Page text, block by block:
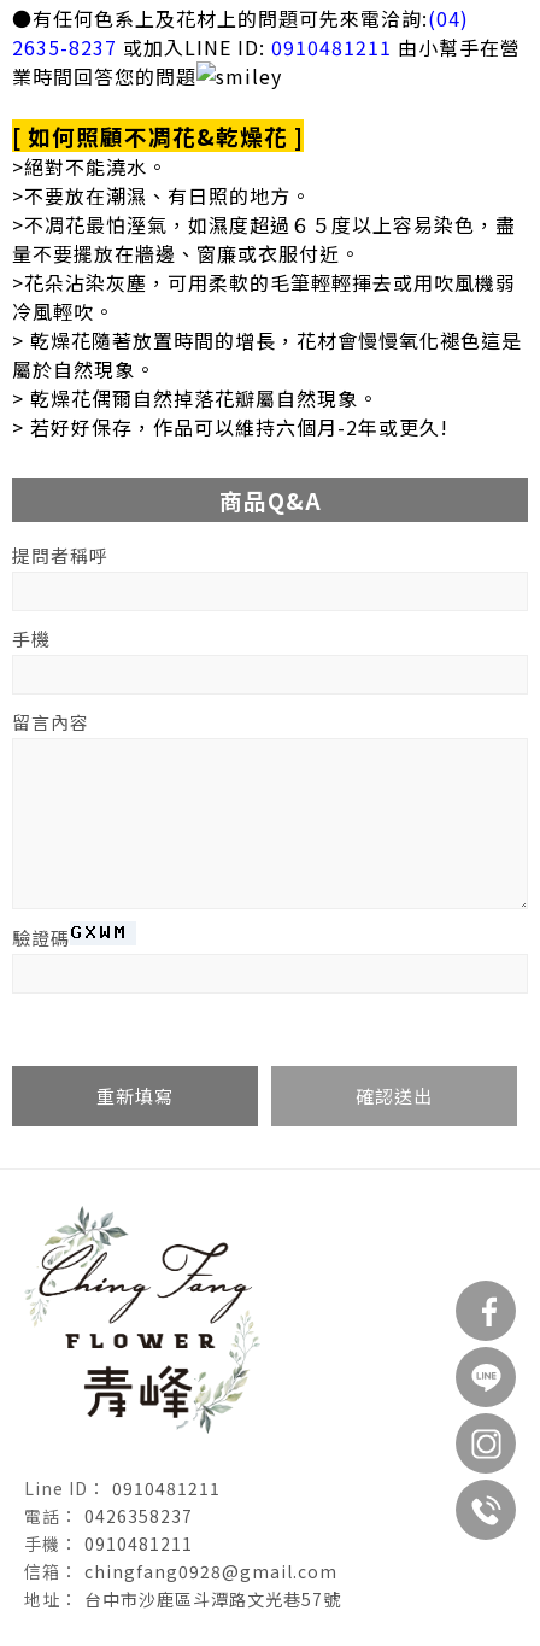
●有任何色系上及花材上的問題可先來電洽詢:(04)
2635-8237 或加入LINE ID: 0910481211 由小幫手在營
業時間回答您的問題
[ 如何照顧不凋花&乾燥花 ]
>絕對不能澆水。
>不要放在潮濕、有日照的地方。
>不凋花最怕溼氣，如濕度超過６５度以上容易染色，盡
量不要擺放在牆邊、窗廉或衣服付近。
>花朵沾染灰塵，可用柔軟的毛筆輕輕揮去或用吹風機弱
冷風輕吹。
> 乾燥花隨著放置時間的增長，花材會慢慢氧化褪色這是
屬於自然現象。
> 乾燥花偶爾自然掉落花瓣屬自然現象。
> 若好好保存，作品可以維持六個月-2年或更久!
商品Q&A
提問者稱呼
手機
留言內容
驗證碼
0910481211
0426358237
0910481211
chingfang0928@gmail.com
台中市沙鹿區斗潭路文光巷57號